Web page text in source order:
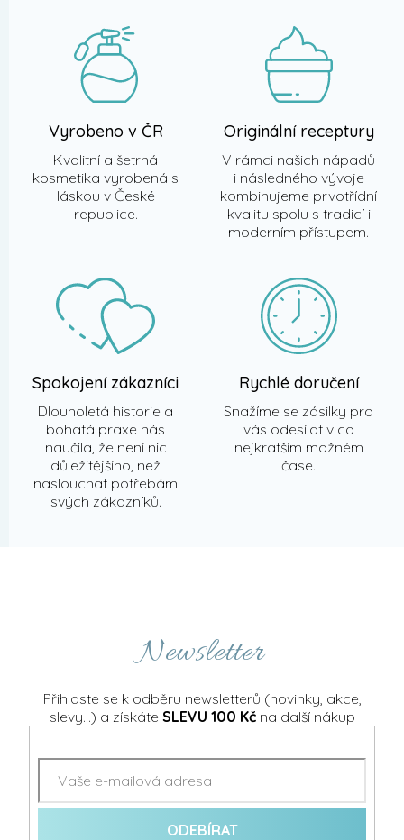
Vyrobeno v ČR
Kvalitní a šetrná
kosmetika vyrobená s
láskou v České
republice.
Originální receptury
V rámci našich nápadů
i následného vývoje
kombinujeme prvotřídní
kvalitu spolu s tradicí i
moderním přístupem.
Spokojení zákazníci
Dlouholetá historie a
bohatá praxe nás
naučila, že není nic
důležitějšího, než
naslouchat potřebám
svých zákazníků.
Rychlé doručení
Snažíme se zásilky pro
vás odesílat v co
nejkratším možném
čase.
Newsletter
Přihlaste se k odběru newsletterů (novinky, akce,
slevy...) a získáte SLEVU 100 Kčna další nákup
ODEBÍRAT